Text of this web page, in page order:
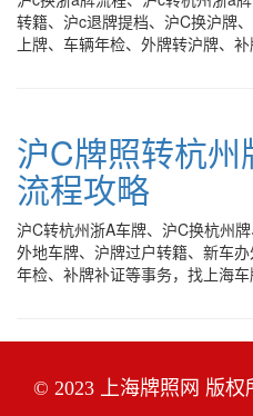
转籍、沪c退牌提档、沪C换沪牌
上牌、车辆年检、外牌转沪牌、
沪C牌照转杭
流程攻略
沪C转杭州浙A车牌、沪C换杭州
外地车牌、沪牌过户转籍、新车
年检、补牌补证等事务，找上海
© 2023 上海牌照网 版权